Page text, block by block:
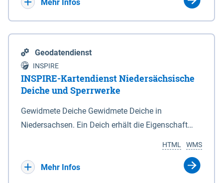
Mehr Infos
Geodatendienst
INSPIRE
INSPIRE-Kartendienst Niedersächsische
Deiche und Sperrwerke
Gewidmete Deiche Gewidmete Deiche in
Niedersachsen. Ein Deich erhält die Eigenschaft
Deichbehörde durch Verordnung ausspricht. Für
WMS
HTML
Mehr Infos